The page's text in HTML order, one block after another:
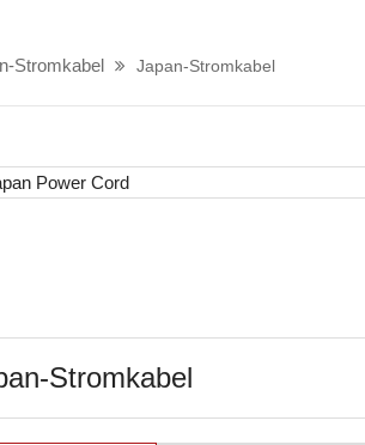
Stromkabel Japan-Stromkabel
Stromkabel